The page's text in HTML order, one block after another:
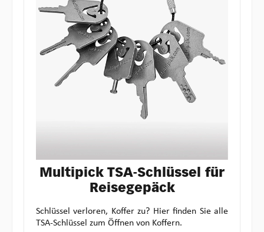
Multipick TSA-Schlüssel für
Reisegepäck
Schlüssel verloren, Koffer zu? Hier finden Sie alle
TSA-Schlüssel zum Öffnen von Koffern.